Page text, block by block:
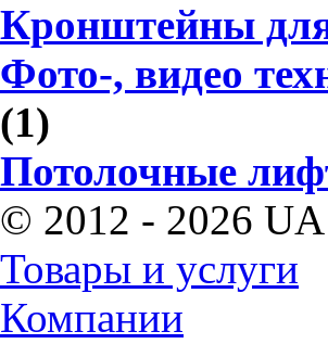
Кронштейны для
Фото-, видео
(1)
Потолочные
© 2012 - 2026
Товары и услуги
Компании